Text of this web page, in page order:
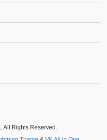
All Rights Reserved.